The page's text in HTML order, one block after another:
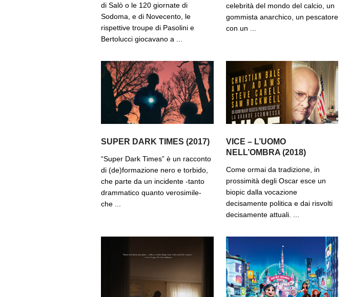
di Salò o le 120 giornate di
Sodoma, e di Novecento, le
rispettive troupe di Pasolini e
Bertolucci giocavano a ...
celebrità del mondo del calcio, un
gommista anarchico, un pescatore
con un ...
SUPER DARK TIMES (2017)
“Super Dark Times” è un racconto
di (de)formazione nero e torbido,
che parte da un incidente -tanto
drammatico quanto verosimile-
che ...
VICE – L’UOMO
NELL’OMBRA (2018)
Come ormai da tradizione, in
prossimità degli Oscar esce un
biopic dalla vocazione
decisamente politica e dai risvolti
decisamente attuali. ...